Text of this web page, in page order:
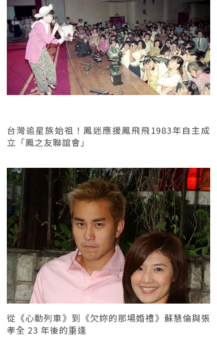
台灣追星族始祖！鳳迷應援鳳飛飛1983年自主成
立「鳳之友聯誼會」
從《心動列車》到《欠妳的那場婚禮》蘇慧倫與張
孝全 23 年後的重逢